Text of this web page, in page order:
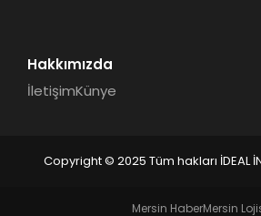
Hakkımızda
İletişimKünye
Copyright © 2025 Tüm hakları İDEAL
Mersin HaberMersin